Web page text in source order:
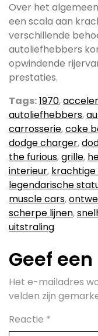
Over het
een scala aan
verschillende
autoliefhebbers
opwindende
prestaties.
Tags:1970,
autoliefhebbers,
carrosserie,coke
dodge charger,
the furious,grille,
interieur,
legendarische
muscle cars,
scherpe lijnen,
uitstraling
Geef
Het e-mailadres
velden zijn
Reactie *